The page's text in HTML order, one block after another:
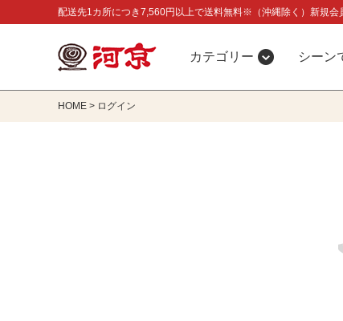
配送先1カ所につき7,560円以上で送料無料※（沖縄除く）新規会
カテゴリー シーン
HOME ログイン